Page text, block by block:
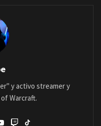
y activo streamer y
Warcraft.